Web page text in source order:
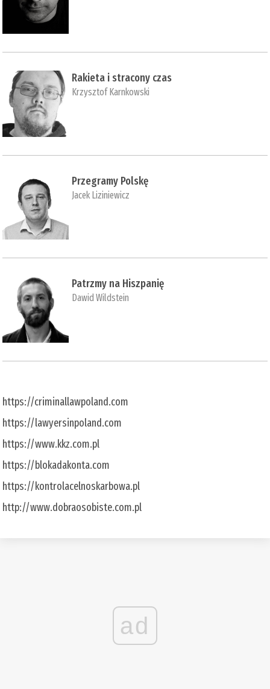
Rakieta i stracony czas
Krzysztof Karnkowski
Przegramy Polskę
Jacek Liziniewicz
Patrzmy na Hiszpanię
Dawid Wildstein
https://criminallawpoland.com
https://lawyersinpoland.com
https://www.kkz.com.pl
https://blokadakonta.com
https://kontrolacelnoskarbowa.pl
http://www.dobraosobiste.com.pl
ad